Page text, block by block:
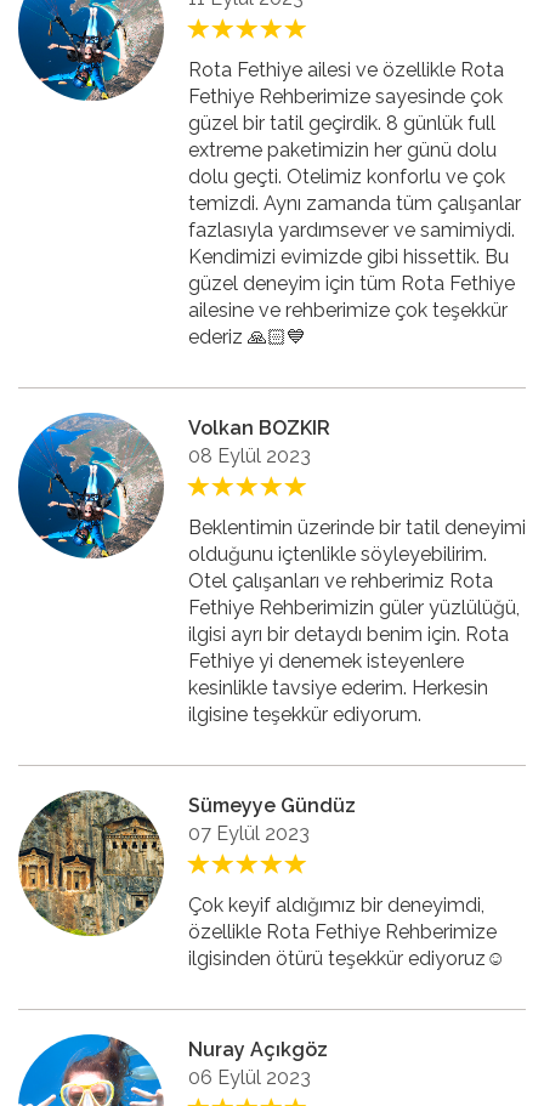
Rota Fethiye ailesi ve özellikle Rota
Fethiye Rehberimize sayesinde çok
güzel bir tatil geçirdik. 8 günlük full
extreme paketimizin her günü dolu
dolu geçti. Otelimiz konforlu ve çok
temizdi. Aynı zamanda tüm çalışanlar
fazlasıyla yardımsever ve samimiydi.
Kendimizi evimizde gibi hissettik. Bu
güzel deneyim için tüm Rota Fethiye
ailesine ve rehberimize çok teşekkür
ederiz 🙏🏻💙
Volkan BOZKIR
08 Eylül 2023
Beklentimin üzerinde bir tatil deneyimi
olduğunu içtenlikle söyleyebilirim.
Otel çalışanları ve rehberimiz Rota
Fethiye Rehberimizin güler yüzlülüğü,
ilgisi ayrı bir detaydı benim için. Rota
Fethiye yi denemek isteyenlere
kesinlikle tavsiye ederim. Herkesin
ilgisine teşekkür ediyorum.
Sümeyye Gündüz
07 Eylül 2023
Çok keyif aldığımız bir deneyimdi,
özellikle Rota Fethiye Rehberimize
ilgisinden ötürü teşekkür ediyoruz☺️
Nuray Açıkgöz
06 Eylül 2023